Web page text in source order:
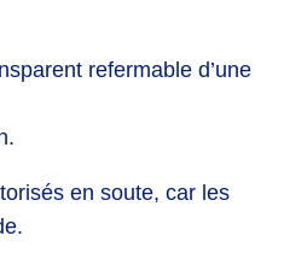
refermable d’une
en soute, car les